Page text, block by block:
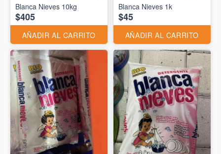
Blanca Nieves 10kg
$405
AÑADIR AL CARRITO
Blanca Nieves 1k
$45
AÑADIR AL CARRITO